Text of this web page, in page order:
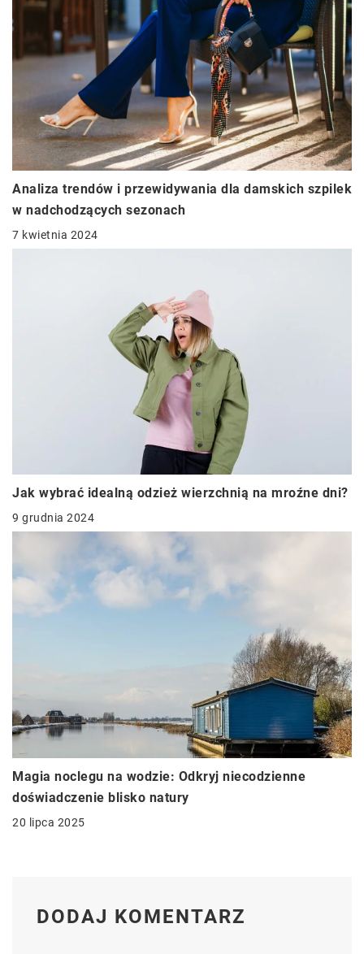
Analiza trendów i przewidywania dla damskich szpilek
w nadchodzących sezonach
7 kwietnia 2024
Jak wybrać idealną odzież wierzchnią na mroźne dni?
9 grudnia 2024
Magia noclegu na wodzie: Odkryj niecodzienne
doświadczenie blisko natury
20 lipca 2025
DODAJ KOMENTARZ